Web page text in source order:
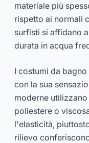
materiale più
rispetto ai normali
surfisti si affidano
durata in acqua
I costumi da
con la sua
moderne
poliestere o
l'elasticità,
rilievo